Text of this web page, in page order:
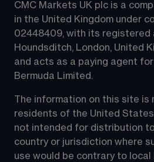
CMC Markets UK plc is a
in the United Kingdom under
02448409, with its registered
Houndsditch, London, United
and acts as a paying agent
Bermuda Limited.
The information on this site
residents of the United States
not intended for distribution
country or jurisdiction where
use would be contrary to local